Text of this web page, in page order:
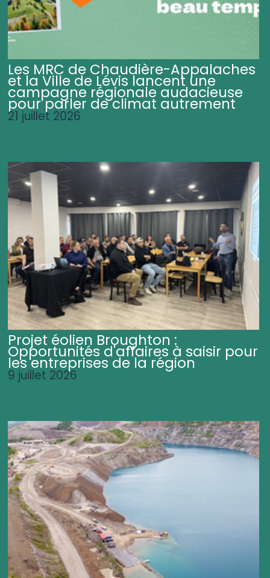
Les MRC de Chaudière-Appalaches
et la Ville de Lévis lancent une
campagne régionale audacieuse
pour parler de climat autrement
21 juillet 2026
Projet éolien Broughton :
Opportunités d'affaires à saisir pour
les entreprises de la région
9 juillet 2026